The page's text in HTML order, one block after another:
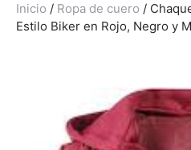
Inicio / Ropa de cuero /
Estilo Biker en Rojo, Negro y